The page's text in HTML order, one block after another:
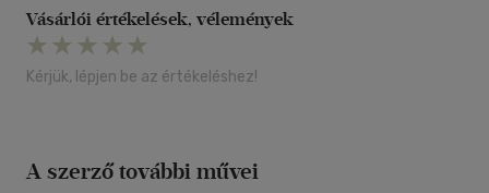
Vásárlói értékelések, vélemények
Kérjük, lépjen be az értékeléshez!
A szerző további művei